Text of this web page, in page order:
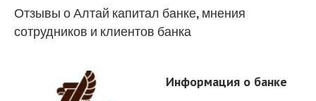
Отзывы о Алтай капитал банке, мнения
сотрудников и клиентов банка
Информация о банке